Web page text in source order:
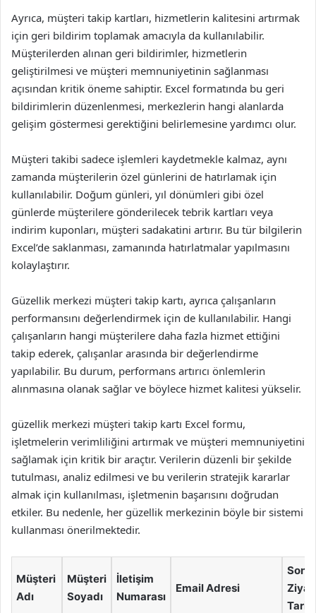
Ayrıca, müşteri takip kartları, hizmetlerin kalitesini artırmak
için geri bildirim toplamak amacıyla da kullanılabilir.
Müşterilerden alınan geri bildirimler, hizmetlerin
geliştirilmesi ve müşteri memnuniyetinin sağlanması
açısından kritik öneme sahiptir. Excel formatında bu geri
bildirimlerin düzenlenmesi, merkezlerin hangi alanlarda
gelişim göstermesi gerektiğini belirlemesine yardımcı olur.
Müşteri takibi sadece işlemleri kaydetmekle kalmaz, aynı
zamanda müşterilerin özel günlerini de hatırlamak için
kullanılabilir. Doğum günleri, yıl dönümleri gibi özel
günlerde müşterilere gönderilecek tebrik kartları veya
indirim kuponları, müşteri sadakatini artırır. Bu tür bilgilerin
Excel’de saklanması, zamanında hatırlatmalar yapılmasını
kolaylaştırır.
Güzellik merkezi müşteri takip kartı, ayrıca çalışanların
performansını değerlendirmek için de kullanılabilir. Hangi
çalışanların hangi müşterilere daha fazla hizmet ettiğini
takip ederek, çalışanlar arasında bir değerlendirme
yapılabilir. Bu durum, performans artırıcı önlemlerin
alınmasına olanak sağlar ve böylece hizmet kalitesi yükselir.
güzellik merkezi müşteri takip kartı Excel formu,
işletmelerin verimliliğini artırmak ve müşteri memnuniyetini
sağlamak için kritik bir araçtır. Verilerin düzenli bir şekilde
tutulması, analiz edilmesi ve bu verilerin stratejik kararlar
almak için kullanılması, işletmenin başarısını doğrudan
etkiler. Bu nedenle, her güzellik merkezinin böyle bir sistemi
kullanması önerilmektedir.
Müşteri
Adı
Müşteri
Soyadı
İletişim
Numarası
Email Adresi
Son
Tarihi